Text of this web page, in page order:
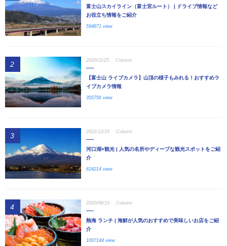
富士山スカイライン（富士宮ルート） | ドライブ情報など
お役立ち情報をご紹介
594871 view
2 2020/11/25 Column
【富士山 ライブカメラ】山頂の様子もみれる！おすすめラ
イブカメラ情報
355756 view
3 2021/12/10 Column
河口湖×観光 | 人気の名所やディープな観光スポットをご紹
介
624214 view
4 2020/08/19 Column
熱海 ランチ | 海鮮が人気のおすすめで美味しいお店をご紹
介
1007144 view